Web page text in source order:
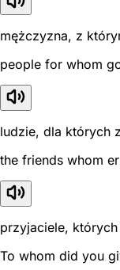
mężczyzna, z
people for whom
ludzie, dla których
the friends whom
przyjaciele, których
To whom did you